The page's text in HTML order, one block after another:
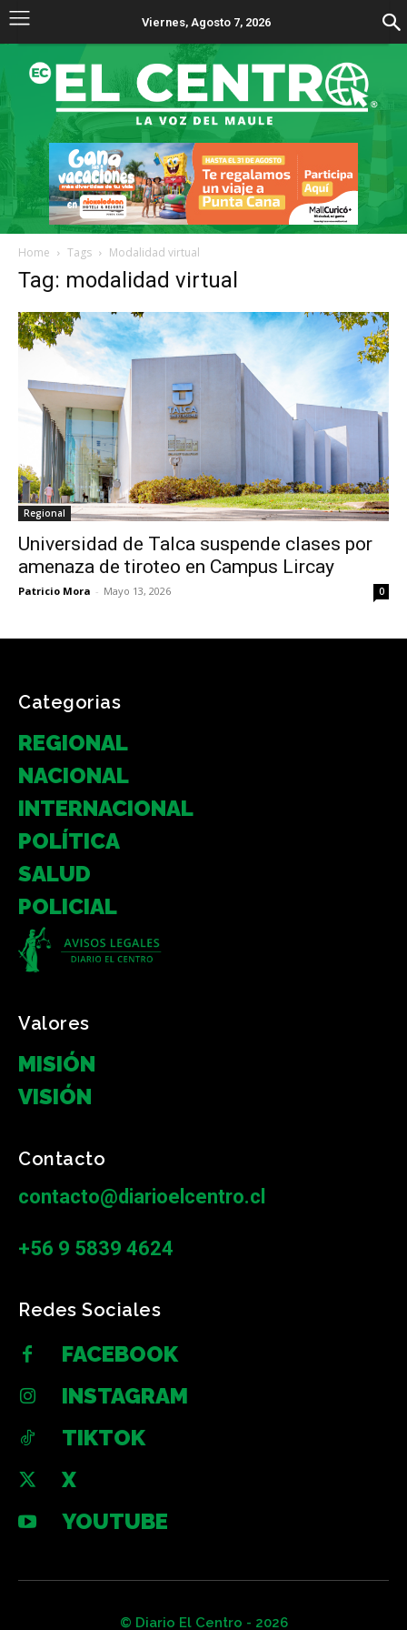
Viernes, Agosto 7, 2026
Home Tags Modalidad virtual
Tag: modalidad virtual
Regional
Universidad de Talca suspende clases por
amenaza de tiroteo en Campus Lircay
Patricio Mora - Mayo 13, 2026 0
Categorias
REGIONAL
NACIONAL
INTERNACIONAL
POLÍTICA
SALUD
POLICIAL
Valores
MISIÓN
VISIÓN
Contacto
contacto@diarioelcentro.cl
+56 9 5839 4624
Redes Sociales
FACEBOOK
INSTAGRAM
TIKTOK
X
YOUTUBE
© Diario El Centro - 2026